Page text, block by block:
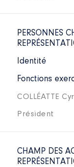
PERSONNES
Identité
Fonctions
COLLÉATTE
Président
CHAMP DES